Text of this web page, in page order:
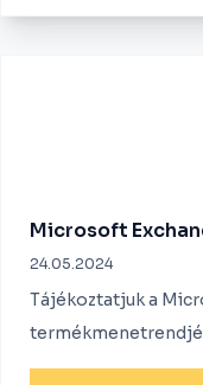
Microsoft
24.05.2024
Tájékoztatjuk a